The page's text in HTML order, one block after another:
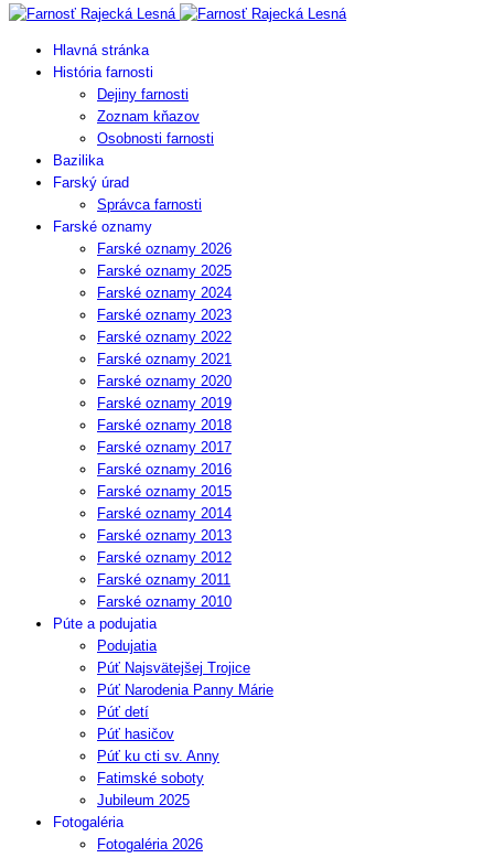
Hlavná stránka
História farnosti
Dejiny farnosti
Zoznam kňazov
Osobnosti farnosti
Bazilika
Farský úrad
Správca farnosti
Farské oznamy
Farské oznamy 2026
Farské oznamy 2025
Farské oznamy 2024
Farské oznamy 2023
Farské oznamy 2022
Farské oznamy 2021
Farské oznamy 2020
Farské oznamy 2019
Farské oznamy 2018
Farské oznamy 2017
Farské oznamy 2016
Farské oznamy 2015
Farské oznamy 2014
Farské oznamy 2013
Farské oznamy 2012
Farské oznamy 2011
Farské oznamy 2010
Púte a podujatia
Podujatia
Púť Najsvätejšej Trojice
Púť Narodenia Panny Márie
Púť detí
Púť hasičov
Púť ku cti sv. Anny
Fatimské soboty
Jubileum 2025
Fotogaléria
Fotogaléria 2026